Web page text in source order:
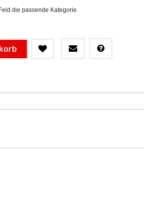
die passende Kategorie.